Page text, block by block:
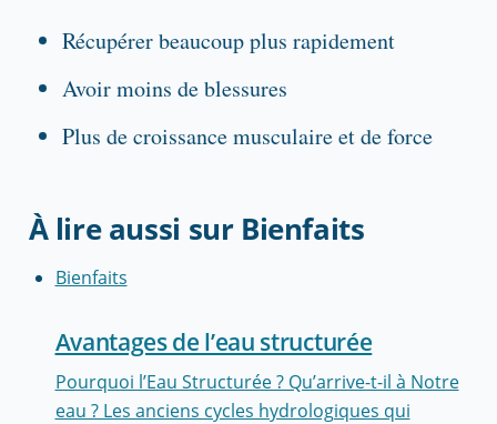
Récupérer beaucoup plus rapidement
Avoir moins de blessures
Plus de croissance musculaire et de force
À lire aussi sur Bienfaits
Bienfaits
Avantages de l’eau structurée
Pourquoi l’Eau Structurée ? Qu’arrive-t-il à Notre
eau ? Les anciens cycles hydrologiques qui